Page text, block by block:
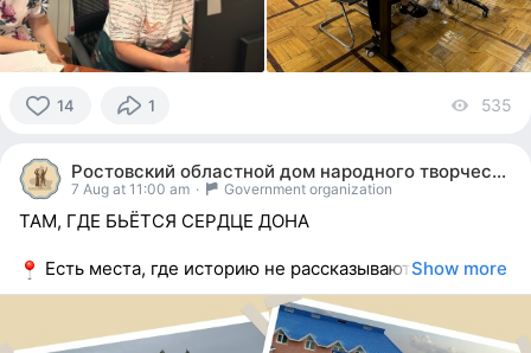
14
people
reacted
1 535
Ростовский областной дом народного творчества
7 Aug at 11:00 am · Government organization
ТАМ, ГДЕ БЬЁТСЯ СЕРДЦЕ ДОНА
Есть места, где историю не рассказываютShow more